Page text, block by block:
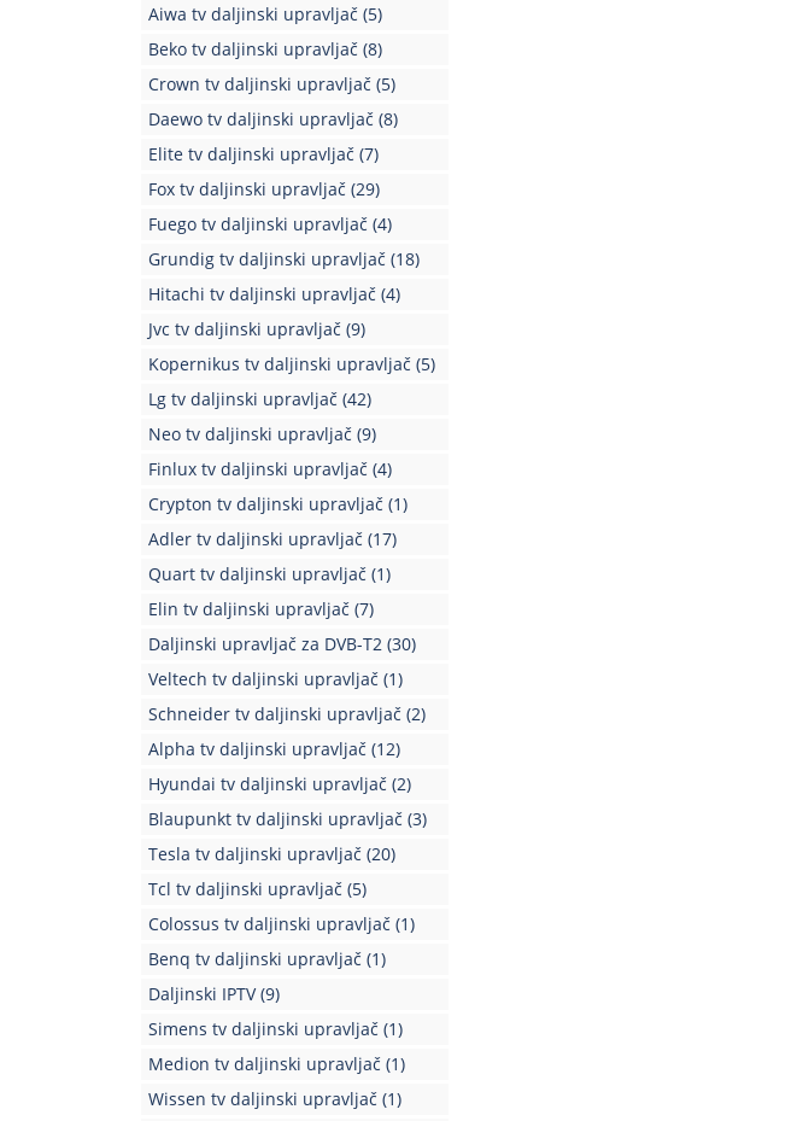
Aiwa tv daljinski upravljač (5)
Beko tv daljinski upravljač (8)
Crown tv daljinski upravljač (5)
Daewo tv daljinski upravljač (8)
Elite tv daljinski upravljač (7)
Fox tv daljinski upravljač (29)
Fuego tv daljinski upravljač (4)
Grundig tv daljinski upravljač (18)
Hitachi tv daljinski upravljač (4)
Jvc tv daljinski upravljač (9)
Kopernikus tv daljinski upravljač (5)
Lg tv daljinski upravljač (42)
Neo tv daljinski upravljač (9)
Finlux tv daljinski upravljač (4)
Crypton tv daljinski upravljač (1)
Adler tv daljinski upravljač (17)
Quart tv daljinski upravljač (1)
Elin tv daljinski upravljač (7)
Daljinski upravljač za DVB-T2 (30)
Veltech tv daljinski upravljač (1)
Schneider tv daljinski upravljač (2)
Alpha tv daljinski upravljač (12)
Hyundai tv daljinski upravljač (2)
Blaupunkt tv daljinski upravljač (3)
Tesla tv daljinski upravljač (20)
Tcl tv daljinski upravljač (5)
Colossus tv daljinski upravljač (1)
Benq tv daljinski upravljač (1)
Daljinski IPTV (9)
Simens tv daljinski upravljač (1)
Medion tv daljinski upravljač (1)
Wissen tv daljinski upravljač (1)